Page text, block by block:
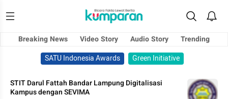
Breaking News Video Story Audio Story
Trending
SATU Indonesia Awards
Green Initiative
STIT Darul Fattah Bandar Lampung Digitalisasi
Kampus dengan SEVIMA